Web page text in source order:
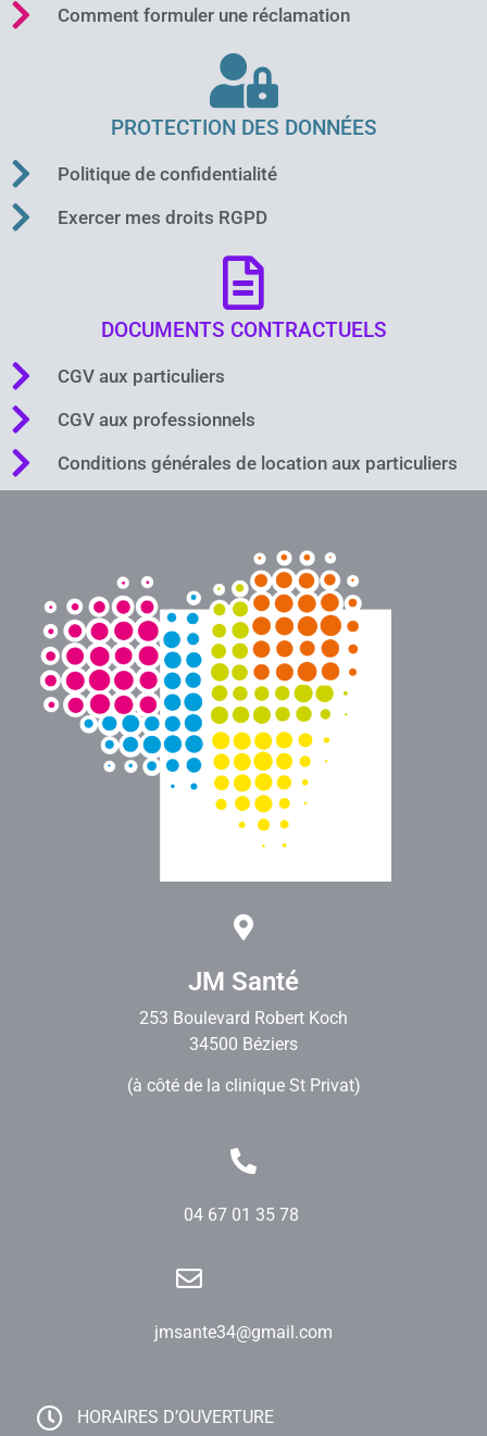
Comment formuler une réclamation
PROTECTION DES DONNÉES
Politique de confidentialité
Exercer mes droits RGPD
DOCUMENTS CONTRACTUELS
CGV aux particuliers
CGV aux professionnels
Conditions générales de location aux particuliers
JM Santé
253 Boulevard Robert Koch
34500 Béziers
(à côté de la clinique St Privat)
04 67 01 35 78
jmsante34@gmail.com
HORAIRES D’OUVERTURE